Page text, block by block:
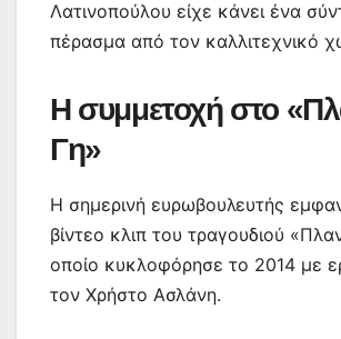
Λατινοπούλου είχε κάνει ένα
πέρασμα από τον καλλιτεχνικό
Η συμμετοχή στο
Γη»
Η σημερινή ευρωβουλευτής
βίντεο κλιπ του τραγουδιού
οποίο κυκλοφόρησε το 2014 με
τον Χρήστο Ασλάνη.